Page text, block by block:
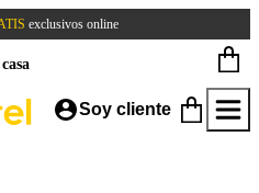
exclusivos online
Soy cliente